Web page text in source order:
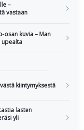
–
vastaan
osan kuvia – Man
upealta
kiintymyksestä
lasten
yli